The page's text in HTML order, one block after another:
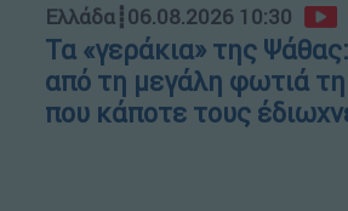
Ελλάδα┋06.08.2026 10:30
Τα «γεράκια» της
από τη μεγάλη φωτιά τη
που κάποτε τους